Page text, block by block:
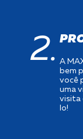
2.
A
bem
você
uma
visita
lo!